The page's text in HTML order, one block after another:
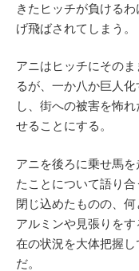
きたヒッチが負ける
げ飛ばされてしまう。
アニはヒッチにその
るが、一か八か巨人
し、街への被害を怖
せることにする。
アニを後ろに乗せ馬
たことについて語り
閉じ込めたものの、
アルミンや見張りを
在の状況を大体把握
だ。